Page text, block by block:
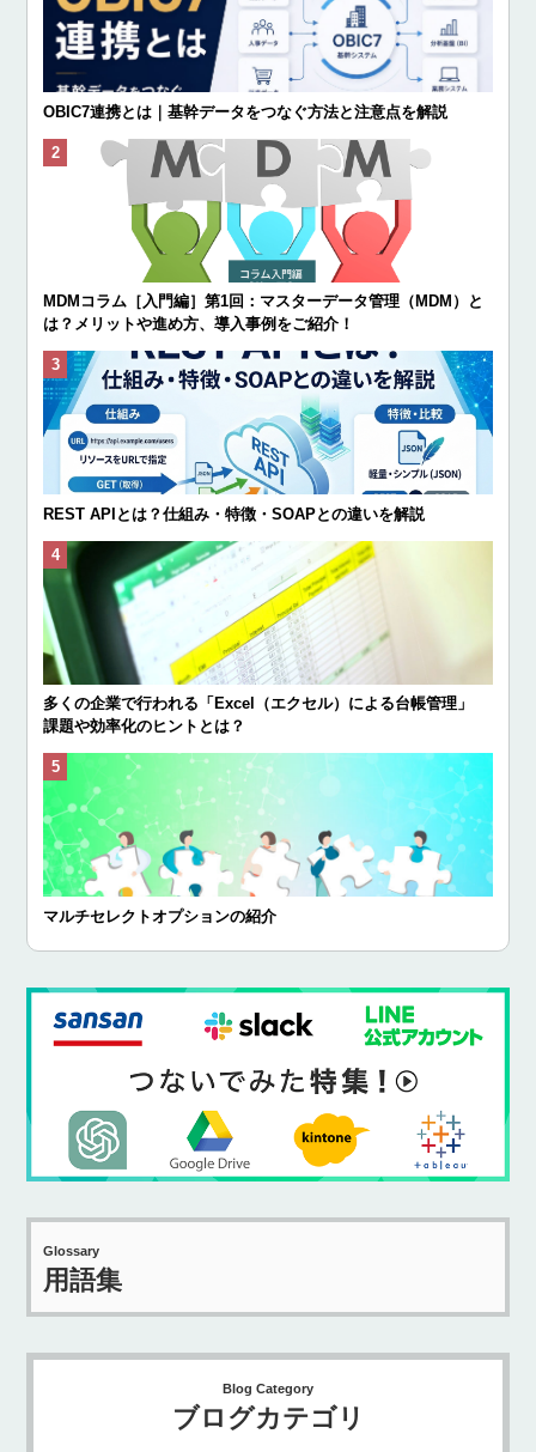
OBIC7連携とは｜基幹データをつなぐ方法と注意点を解説
MDMコラム［入門編］第1回：マスターデータ管理（MDM）と
は？メリットや進め方、導入事例をご紹介！
REST APIとは？仕組み・特徴・SOAPとの違いを解説
多くの企業で行われる「Excel（エクセル）による台帳管理」
課題や効率化のヒントとは？
マルチセレクトオプションの紹介
Glossary
用語集
Blog Category
ブログカテゴリ